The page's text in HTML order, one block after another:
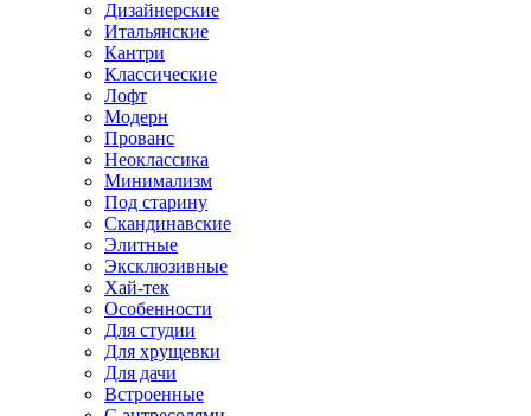
Дизайнерские
Итальянские
Кантри
Классические
Лофт
Модерн
Прованс
Неоклассика
Минимализм
Под старину
Скандинавские
Элитные
Эксклюзивные
Хай-тек
Особенности
Для студии
Для хрущевки
Для дачи
Встроенные